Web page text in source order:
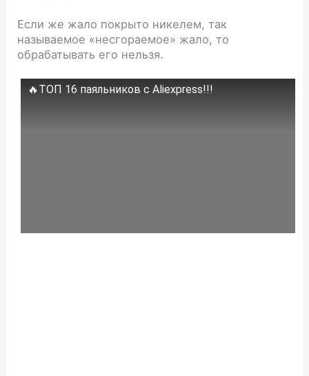
Если же жало покрыто никелем, так
называемое «несгораемое» жало, то
обрабатывать его нельзя.
🔥ТОП 16 паяльников с Aliexpress!!!